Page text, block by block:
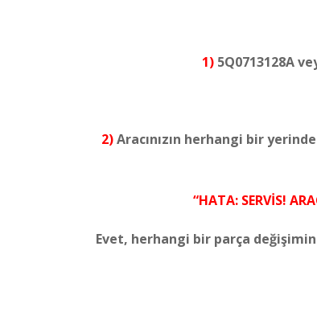
1) 5Q0713128A
2)Aracınızın herhangi bir
“HATA: SERVİS!
Evet, herhangi bir parça